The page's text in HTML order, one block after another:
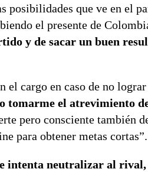
posibilidades que ve en el
el presente de
y de sacar un buen
el cargo en caso de no
tomarme el atrevimiento
pero consciente también
para obtener metas cortas”.
intenta neutralizar al